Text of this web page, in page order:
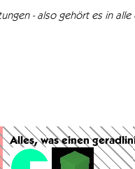
- also gehört es in
Alles, was einen